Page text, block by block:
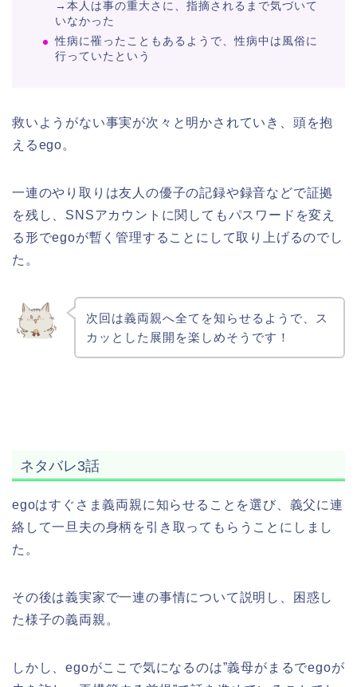
→本人は事の重大さに、指摘されるまで気づいて
いなかった
性病に罹ったこともあるようで、性病中は風俗に
行っていたという
救いようがない事実が次々と明かされていき、頭を抱
えるego。
一連のやり取りは友人の優子の記録や録音などで証拠
を残し、SNSアカウントに関してもパスワードを変え
る形でegoが暫く管理することにして取り上げるのでし
た。
次回は義両親へ全てを知らせるようで、ス
カッとした展開を楽しめそうです！
ネタバレ3話
egoはすぐさま義両親に知らせることを選び、義父に連
絡して一旦夫の身柄を引き取ってもらうことにしまし
た。
その後は義実家で一連の事情について説明し、困惑し
た様子の義両親。
しかし、egoがここで気になるのは”義母がまるでegoが